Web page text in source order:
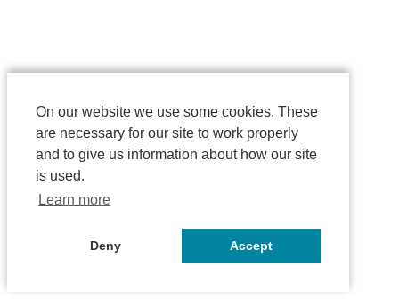
On our website we use some cookies. These
are necessary for our site to work properly
and to give us information about how our site
is used.
Learn more
Deny Accept